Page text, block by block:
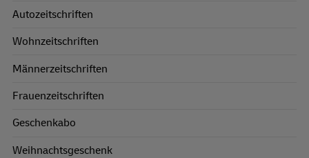
Autozeitschriften
Wohnzeitschriften
Männerzeitschriften
Frauenzeitschriften
Geschenkabo
Weihnachtsgeschenk